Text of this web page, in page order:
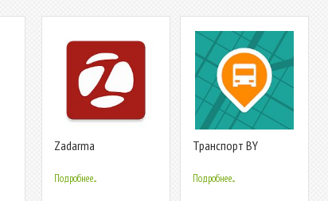
Zadarma
Подробнее...
Транспорт BY
Подробнее...